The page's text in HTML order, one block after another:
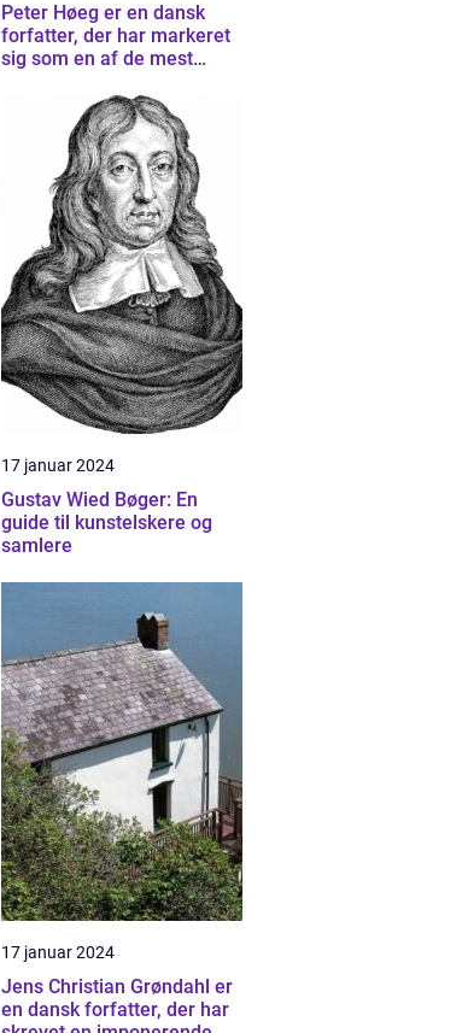
Peter Høeg er en dansk
forfatter, der har markeret
sig som en af de mest
inden for dansk litteratur
17 januar 2024
Gustav Wied Bøger: En
guide til kunstelskere og
samlere
17 januar 2024
Jens Christian Grøndahl er
en dansk forfatter, der har